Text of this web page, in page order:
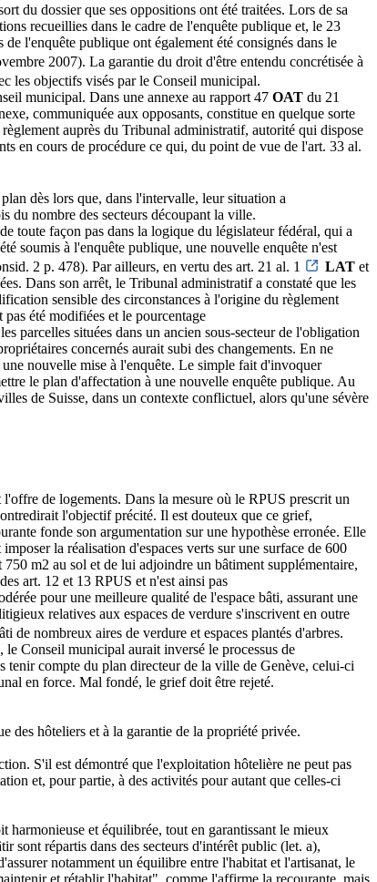
du dossier que ses oppositions ont été traitées. Lors de sa
recueillies dans le cadre de l'enquête publique et, le 23
l'enquête publique ont également été consignés dans le
2007). La garantie du droit d'être entendu concrétisée à
les objectifs visés par le Conseil municipal.
municipal. Dans une annexe au rapport 47 OAT du 21
communiquée aux opposants, constitue en quelque sorte
auprès du Tribunal administratif, autorité qui dispose
en cours de procédure ce qui, du point de vue de l'art. 33 al.
dès lors que, dans l'intervalle, leur situation a
du nombre des secteurs découpant la ville.
toute façon pas dans la logique du législateur fédéral, qui a
soumis à l'enquête publique, une nouvelle enquête n'est
2 p. 478). Par ailleurs, en vertu des art. 21 al. 1 LAT et
Dans son arrêt, le Tribunal administratif a constaté que les
sensible des circonstances à l'origine du règlement
été modifiées et le pourcentage
parcelles situées dans un ancien sous-secteur de l'obligation
concernés aurait subi des changements. En ne
nouvelle mise à l'enquête. Le simple fait d'invoquer
le plan d'affectation à une nouvelle enquête publique. Au
de Suisse, dans un contexte conflictuel, alors qu'une sévère
de logements. Dans la mesure où le RPUS prescrit un
l'objectif précité. Il est douteux que ce grief,
fonde son argumentation sur une hypothèse erronée. Elle
la réalisation d'espaces verts sur une surface de 600
m2 au sol et de lui adjoindre un bâtiment supplémentaire,
art. 12 et 13 RPUS et n'est ainsi pas
pour une meilleure qualité de l'espace bâti, assurant une
relatives aux espaces de verdure s'inscrivent en outre
de nombreux aires de verdure et espaces plantés d'arbres.
Conseil municipal aurait inversé le processus de
tenir compte du plan directeur de la ville de Genève, celui-ci
en force. Mal fondé, le grief doit être rejeté.
des hôteliers et à la garantie de la propriété privée.
S'il est démontré que l'exploitation hôtelière ne peut pas
et, pour partie, à des activités pour autant que celles-ci
et équilibrée, tout en garantissant le mieux
sont répartis dans des secteurs d'intérêt public (let. a),
notamment un équilibre entre l'habitat et l'artisanat, le